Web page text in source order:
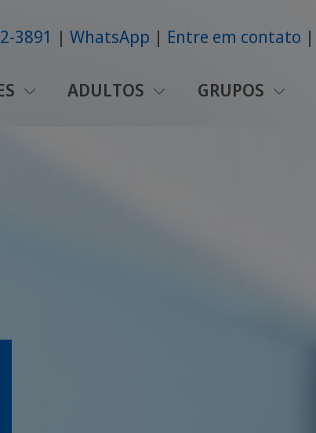
3891 WhatsApp Entre em contato
ADULTOS GRUPOS